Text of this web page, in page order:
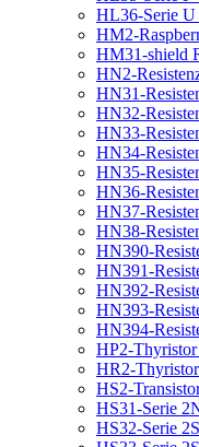
HL36-Serie
HM2-
HM31-shield
HN2-
HN31-
HN32-
HN33-
HN34-
HN35-
HN36-
HN37-
HN38-
HN390-
HN391-
HN392-
HN393-
HN394-
HP2-Thyristor
HR2-
HS2-
HS31-Serie
HS32-Serie